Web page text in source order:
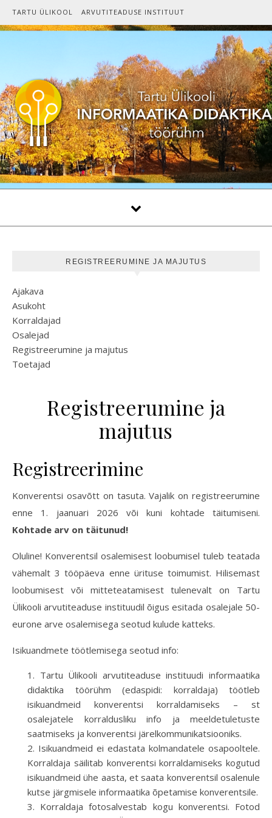
Skip to content
TARTU ÜLIKOOL ARVUTITEADUSE INSTITUUT
REGISTREERUMINE JA MAJUTUS
Ajakava
Asukoht
Korraldajad
Osalejad
Registreerumine ja majutus
Toetajad
Registreerumine ja
majutus
Registreerimine
Konverentsi osavõtt on tasuta. Vajalik on registreerumine
enne 1. jaanuari 2026 või kuni kohtade täitumiseni.
Kohtade arv on täitunud!
Oluline! Konverentsil osalemisest loobumisel tuleb teatada
vähemalt 3 tööpäeva enne ürituse toimumist. Hilisemast
loobumisest või mitteteatamisest tulenevalt on Tartu
Ülikooli arvutiteaduse instituudil õigus esitada osalejale 50-
eurone arve osalemisega seotud kulude katteks.
Isikuandmete töötlemisega seotud info:
Tartu Ülikooli arvutiteaduse instituudi informaatika
didaktika töörühm (edaspidi: korraldaja) töötleb
isikuandmeid konverentsi korraldamiseks – st
osalejatele korraldusliku info ja meeldetuletuste
saatmiseks ja konverentsi järelkommunikatsiooniks.
Isikuandmeid ei edastata kolmandatele osapooltele.
Korraldaja säilitab konverentsi korraldamiseks kogutud
isikuandmeid ühe aasta, et saata konverentsil osalenule
kutse järgmisele informaatika õpetamise konverentsile.
Korraldaja fotosalvestab kogu konverentsi. Fotod